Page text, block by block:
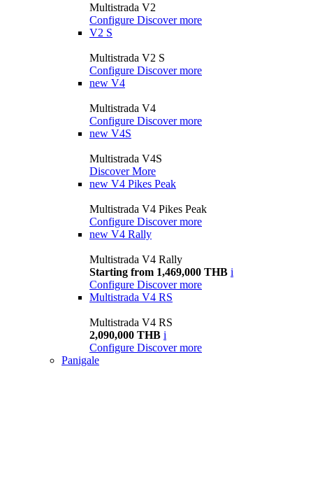
Multistrada V2
Configure Discover more
V2 S
Multistrada V2 S
Configure Discover more
new V4
Multistrada V4
Configure Discover more
new V4S
Multistrada V4S
Discover More
new V4 Pikes Peak
Multistrada V4 Pikes Peak
Configure Discover more
new V4 Rally
Multistrada V4 Rally
Starting from 1,469,000 THB i
Configure Discover more
Multistrada V4 RS
Multistrada V4 RS
2,090,000 THB i
Configure Discover more
Panigale